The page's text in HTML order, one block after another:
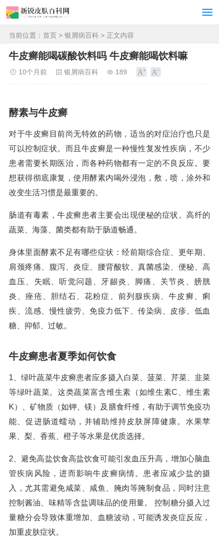
当前位置： 首页 > 银屑病百科 > 正文内容
牛皮癣能喝碳酸饮料吗 牛皮癣能喝饮料嘛
10个月前 银屑病百科 189
酵素与牛皮癣
对于牛皮癣目前尚无特效的药物，适当的对症治疗也只是
可以控制症状。而且牛皮癣是一种慢性复发性疾病，不少
患者需要长期医治，而各种药物都有一定的不良反应。要
想获得彻底康复，使用酵素内喝外浸泡，敷，喷，涂外和
改变生活习惯是最重要的。
肠道有毒素，牛皮癣患者主要会出现便秘的症状。高纤的
蔬菜、海藻、菌类都有助于肠道畅通。
身体里面酵素不足有哪些症状：经前期综合症、更年期、
肩颈疼痛、腹泻、炎症、腰背酸软、真菌感染、便秘、高
血压、失眠、听觉问题、牙龈炎、脚痛、关节炎、膀胱
炎、痤疮、胆结石、花粉症、前列腺疾病、牛皮癣、痢
疾、流感、慢性疲劳、免疫力低下、传染病、皮疹、低血
糖、抑郁、过敏。
牛皮癣患者夏季如何饮食
1、绿叶蔬菜牛皮癣患者应多摄入白菜、菠菜、芹菜、韭菜
等绿叶蔬菜。这类蔬菜富含维生素（如维生素C、维生素
K）、矿物质（如钾、镁）及膳食纤维，有助于调节免疫功
能、促进肠道蠕动，并辅助维持皮肤屏障健康。水果苹
果、梨、香蕉、橙子等水果是优质选择。
2、避免高盐饮食高盐饮食可能引发血压升高，增加心脑血
管疾病风险，进而影响牛皮癣病情。患者应减少盐的摄
入，尤其需避免咸菜、咸鱼、腌肉等腌制食品，同时注意
控制酱油、味精等含盐调味品的使用量。 控制糖分摄入过
量糖分会导致体重增加、血糖波动，可能诱发炎症反应，
加重皮肤症状。